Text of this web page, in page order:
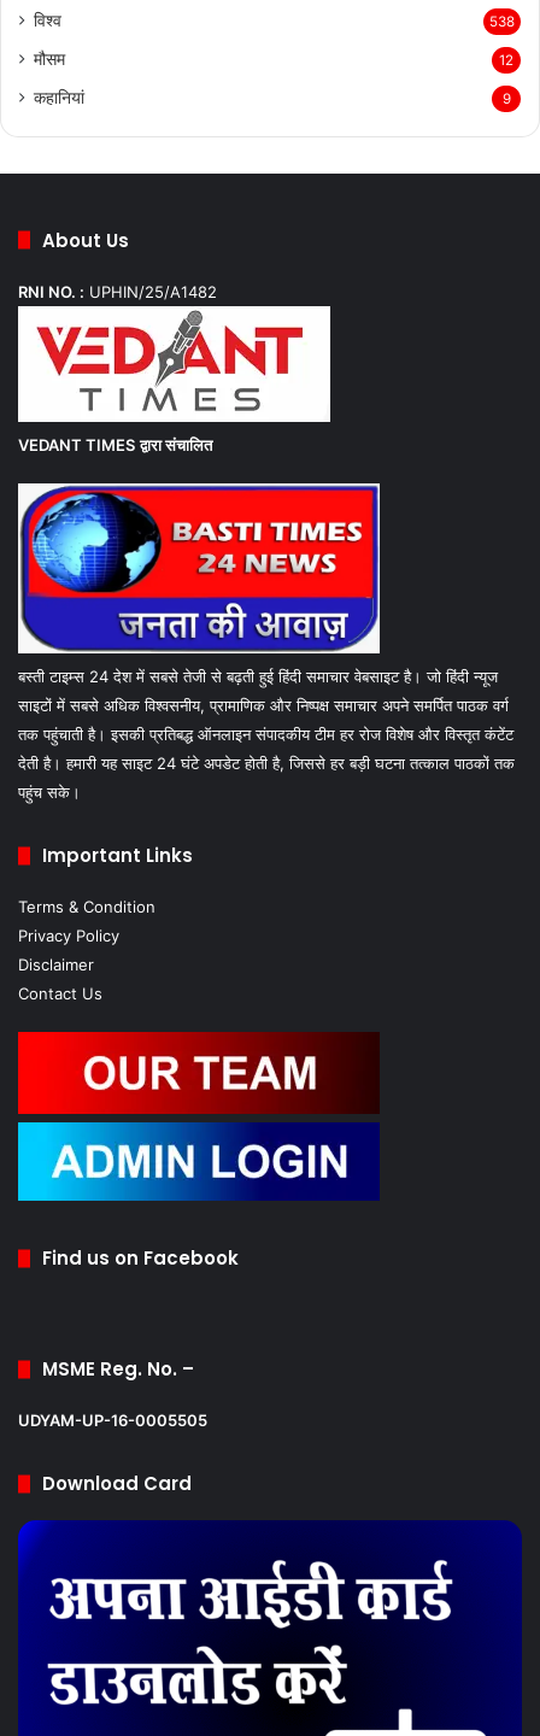
विश्व 538
मौसम 12
कहानियां 9
About Us
RNI NO. : UPHIN/25/A1482
VEDANT TIMES द्वारा संचालित
बस्ती टाइम्स 24 देश में सबसे तेजी से बढ़ती हुई हिंदी समाचार वेबसाइट है। जो हिंदी न्यूज
साइटों में सबसे अधिक विश्वसनीय, प्रामाणिक और निष्पक्ष समाचार अपने समर्पित पाठक वर्ग
तक पहुंचाती है। इसकी प्रतिबद्ध ऑनलाइन संपादकीय टीम हर रोज विशेष और विस्तृत कंटेंट
देती है। हमारी यह साइट 24 घंटे अपडेट होती है, जिससे हर बड़ी घटना तत्काल पाठकों तक
पहुंच सके।
Important Links
Terms & Condition
Privacy Policy
Disclaimer
Contact Us
Find us on Facebook
MSME Reg. No. –
UDYAM-UP-16-0005505
Download Card